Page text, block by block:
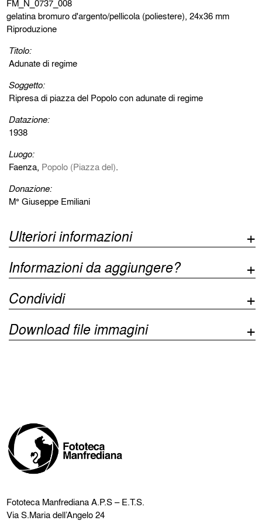
FM_N_0737_008
gelatina bromuro d'argento/pellicola (poliestere), 24x36 mm
Riproduzione
Titolo:
Adunate di regime
Soggetto:
Ripresa di piazza del Popolo con adunate di regime
Datazione:
1938
Luogo:
Faenza, Popolo (Piazza del).
Donazione:
M° Giuseppe Emiliani
Ulteriori informazioni
Informazioni da aggiungere?
Condividi
Download file immagini
Fototeca ManfredianaA.P.S – E.T.S.
Via S.Maria dell’Angelo 24